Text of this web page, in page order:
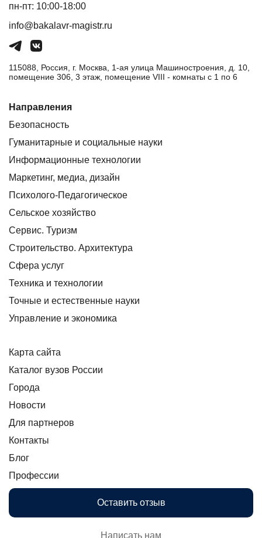
пн-пт: 10:00-18:00
info@bakalavr-magistr.ru
115088, Россия, г. Москва, 1-ая улица Машиностроения, д. 10,
помещение 306, 3 этаж, помещение VIII - комнаты с 1 по 6
Направления
Безопасность
Гуманитарные и социальные науки
Информационные технологии
Маркетинг, медиа, дизайн
Психолого-Педагогическое
Сельское хозяйство
Сервис. Туризм
Строительство. Архитектура
Сфера услуг
Техника и технологии
Точные и естественные науки
Управление и экономика
Карта сайта
Каталог вузов России
Города
Новости
Для партнеров
Контакты
Блог
Профессии
Оставить отзыв
Написать нам